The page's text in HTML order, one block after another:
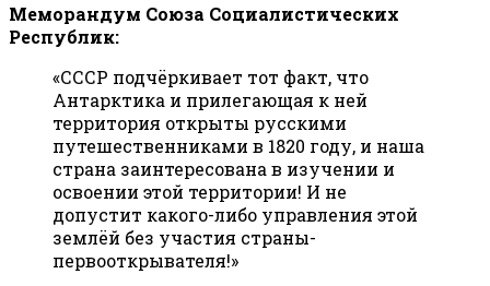
Меморандум Союза Социалистических
Республик:
«СССР подчёркивает тот факт, что
Антарктика и прилегающая к ней
территория открыты русскими
путешественниками в 1820 году, и наша
страна заинтересована в изучении и
освоении этой территории! И не
допустит какого-либо управления этой
землёй без участия страны-
первооткрывателя!»